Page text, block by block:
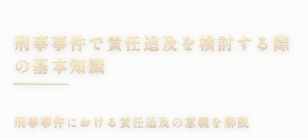
被害後に取るべき刑事事件の行動とは
刑事事件の被害後、最初に取るべき対応策
刑事事件で警察や検察へ連絡するポイント
刑事事件の責任追及に備える行動とは何か
刑事事件で責任追及を検討する際
の基本知識
刑事事件における責任追及の意義を解説